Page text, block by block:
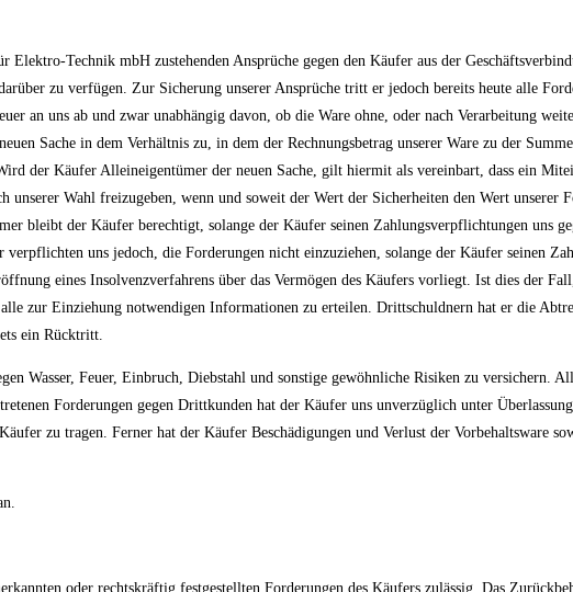
Technik mbH zustehenden Ansprüche gegen den Käufer aus der
zu verfügen. Zur Sicherung unserer Ansprüche tritt er jedoch bereits heute alle
an uns ab und zwar unabhängig davon, ob die Ware ohne, oder nach Verarbeitung
Sache in dem Verhältnis zu, in dem der Rechnungsbetrag unserer Ware zu der
der Käufer Alleineigentümer der neuen Sache, gilt hiermit als vereinbart, dass ein
Wahl freizugeben, wenn und soweit der Wert der Sicherheiten den Wert unserer
bleibt der Käufer berechtigt, solange der Käufer seinen Zahlungsverpflichtungen uns
uns jedoch, die Forderungen nicht einzuziehen, solange der Käufer seinen
eines Insolvenzverfahrens über das Vermögen des Käufers vorliegt. Ist dies der
zur Einziehung notwendigen Informationen zu erteilen. Drittschuldnern hat er die
ein Rücktritt.
Wasser, Feuer, Einbruch, Diebstahl und sonstige gewöhnliche Risiken zu versichern.
Forderungen gegen Drittkunden hat der Käufer uns unverzüglich unter
zu tragen. Ferner hat der Käufer Beschädigungen und Verlust der Vorbehaltsware
oder rechtskräftig festgestellten Forderungen des Käufers zulässig. Das